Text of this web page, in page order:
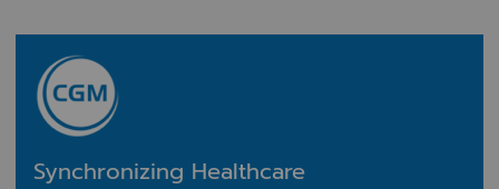
Synchronizing Healthcare